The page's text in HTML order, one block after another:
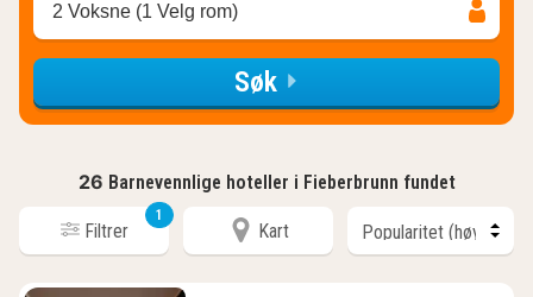
2 Voksne (1 Velg rom)
Søk
26 Barnevennlige hoteller i Fieberbrunn fundet
Filtrer
1
Kart